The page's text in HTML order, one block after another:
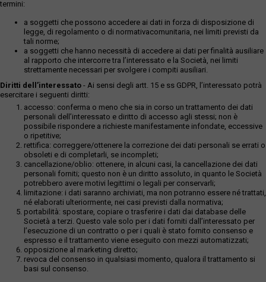
termini:
a soggetti che possono accedere ai dati in forza di disposizione di
legge, di regolamento o di normativacomunitaria, nei limiti previsti da
tali norme;
a soggetti che hanno necessità di accedere ai dati per finalità ausiliare
al rapporto che intercorre tra l’interessato e la Società, nei limiti
strettamente necessari per svolgere i compiti ausiliari.
Diritti dell’interessato - Ai sensi degli artt. 15 e ss GDPR, l’interessato potrà
esercitare i seguenti diritti:
accesso: conferma o meno che sia in corso un trattamento dei dati
personali dell’interessato e diritto di accesso agli stessi; non è
possibile rispondere a richieste manifestamente infondate, eccessive
o ripetitive;
rettifica: correggere/ottenere la correzione dei dati personali se errati o
obsoleti e di completarli, se incompleti;
cancellazione/oblio: ottenere, in alcuni casi, la cancellazione dei dati
personali forniti; questo non è un diritto assoluto, in quanto le Società
potrebbero avere motivi legittimi o legali per conservarli;
limitazione: i dati saranno archiviati, ma non potranno essere né trattati,
né elaborati ulteriormente, nei casi previsti dalla normativa;
portabilità: spostare, copiare o trasferire i dati dai database delle
Società a terzi. Questo vale solo per i dati forniti dall’interessato per
l’esecuzione di un contratto o per i quali è stato fornito consenso e
espresso e il trattamento viene eseguito con mezzi automatizzati;
opposizione al marketing diretto;
revoca del consenso in qualsiasi momento, qualora il trattamento si
basi sul consenso.